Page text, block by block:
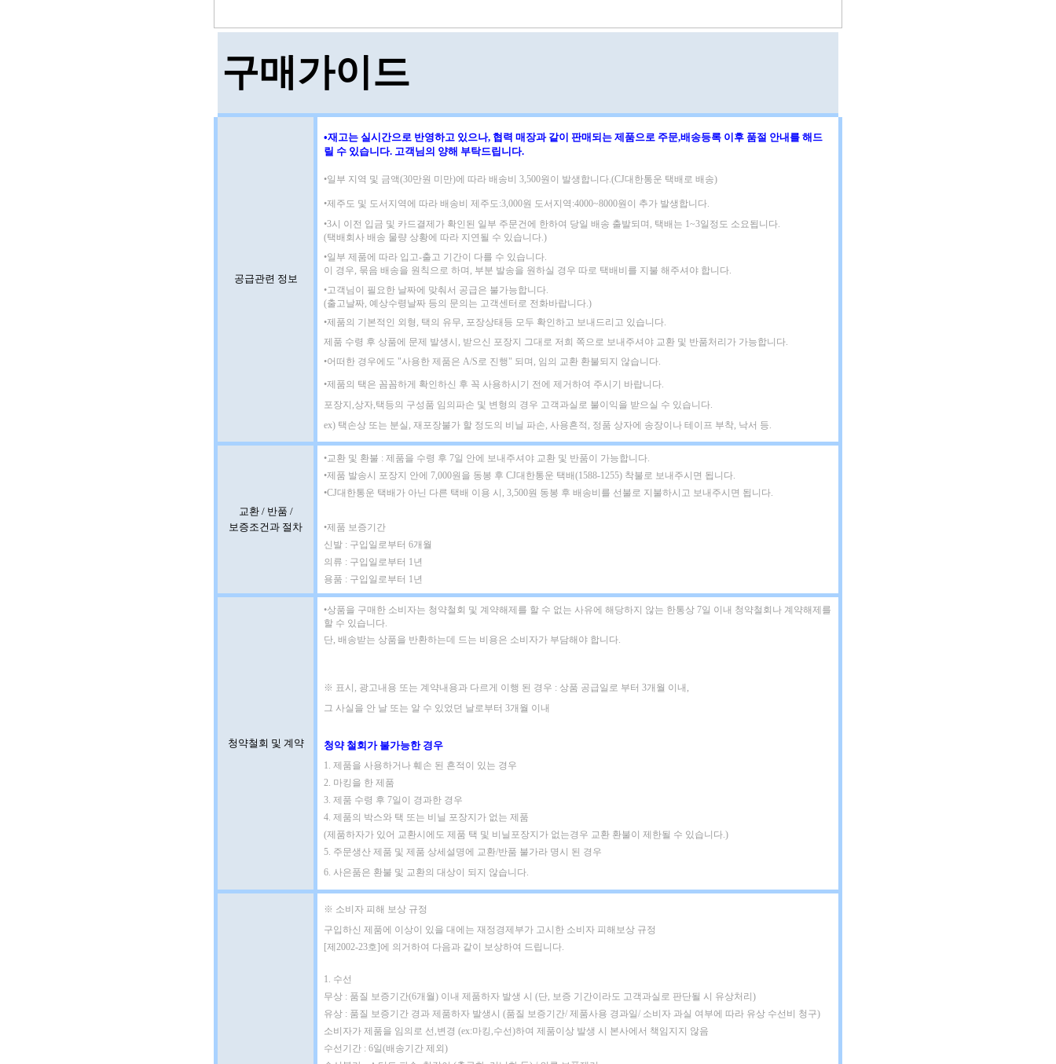
구매가이드
공급관련 정보
•재고는 실시간으로 반영하고 있으나, 협력 매장과 같이 판매되는 제품으로 주문,배송등록 이후 품절 안내를 해드
릴 수 있습니다. 고객님의 양해 부탁드립니다.
•일부 지역 및 금액(30만원 미만)에 따라 배송비 3,500원이 발생합니다.(CJ대한통운 택배로 배송)
•제주도 및 도서지역에 따라 배송비 제주도:3,000원 도서지역:4000~8000원이 추가 발생합니다.
•3시 이전 입금 및 카드결제가 확인된 일부 주문건에 한하여 당일 배송 출발되며, 택배는 1~3일정도 소요됩니다.
(택배회사 배송 물량 상황에 따라 지연될 수 있습니다.)
•일부 제품에 따라 입고-출고 기간이 다를 수 있습니다.
이 경우, 묶음 배송을 원칙으로 하며, 부분 발송을 원하실 경우 따로 택배비를 지불 해주셔야 합니다.
•고객님이 필요한 날짜에 맞춰서 공급은 불가능합니다.
(출고날짜, 예상수령날짜 등의 문의는 고객센터로 전화바랍니다.)
•제품의 기본적인 외형, 택의 유무, 포장상태등 모두 확인하고 보내드리고 있습니다.
제품 수령 후 상품에 문제 발생시, 받으신 포장지 그대로 저희 쪽으로 보내주셔야 교환 및 반품처리가 가능합니다.
•어떠한 경우에도 "사용한 제품은 A/S로 진행" 되며, 임의 교환 환불되지 않습니다.
•제품의 택은 꼼꼼하게 확인하신 후 꼭 사용하시기 전에 제거하여 주시기 바랍니다.
포장지,상자,택등의 구성품 임의파손 및 변형의 경우 고객과실로 불이익을 받으실 수 있습니다.
ex) 택손상 또는 분실, 재포장불가 할 정도의 비닐 파손, 사용흔적, 정품 상자에 송장이나 테이프 부착, 낙서 등.
교환 / 반품 /
보증조건과 절차
•교환 및 환불 : 제품을 수령 후 7일 안에 보내주셔야 교환 및 반품이 가능합니다.
•제품 발송시 포장지 안에 7,000원을 동봉 후 CJ대한통운 택배(1588-1255) 착불로 보내주시면 됩니다.
•CJ대한통운 택배가 아닌 다른 택배 이용 시, 3,500원 동봉 후 배송비를 선불로 지불하시고 보내주시면 됩니다.
•제품 보증기간
신발 : 구입일로부터 6개월
의류 : 구입일로부터 1년
용품 : 구입일로부터 1년
청약철회 및 계약
•상품을 구매한 소비자는 청약철회 및 계약해제를 할 수 없는 사유에 해당하지 않는 한통상 7일 이내 청약철회나 계약해제를
할 수 있습니다.
단, 배송받는 상품을 반환하는데 드는 비용은 소비자가 부담해야 합니다.
※ 표시, 광고내용 또는 계약내용과 다르게 이행 된 경우 : 상품 공급일로 부터 3개월 이내,
그 사실을 안 날 또는 알 수 있었던 날로부터 3개월 이내
청약 철회가 불가능한 경우
1. 제품을 사용하거나 훼손 된 흔적이 있는 경우
2. 마킹을 한 제품
3. 제품 수령 후 7일이 경과한 경우
4. 제품의 박스와 택 또는 비닐 포장지가 없는 제품
(제품하자가 있어 교환시에도 제품 택 및 비닐포장지가 없는경우 교환 환불이 제한될 수 있습니다.)
5. 주문생산 제품 및 제품 상세설명에 교환/반품 불가라 명시 된 경우
6. 사은품은 환불 및 교환의 대상이 되지 않습니다.
※ 소비자 피해 보상 규정
구입하신 제품에 이상이 있을 대에는 재정경제부가 고시한 소비자 피해보상 규정
[제2002-23호]에 의거하여 다음과 같이 보상하여 드립니다.
1. 수선
무상 : 품질 보증기간(6개월) 이내 제품하자 발생 시 (단, 보증 기간이라도 고객과실로 판단될 시 유상처리)
유상 : 품질 보증기간 경과 제품하자 발생시 (품질 보증기간/ 제품사용 경과일/ 소비자 과실 여부에 따라 유상 수선비 청구)
소비자가 제품을 임의로 선,변경 (ex:마킹,수선)하여 제품이상 발생 시 본사에서 책임지지 않음
수선기간 : 6일(배송기간 제외)